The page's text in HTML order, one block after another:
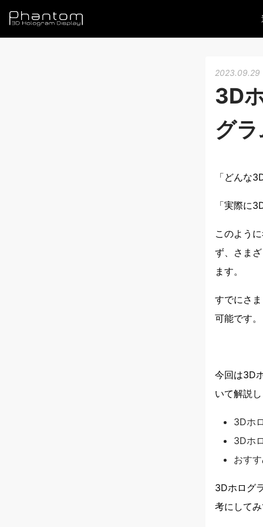
2023.09.29
3D
グ
「どんな
「実際に
このよう
ず、さま
ます。
すでにさ
可能です。
今回は3D
いて解説
3Dホ
3Dホ
おす
3Dホログ
考にして